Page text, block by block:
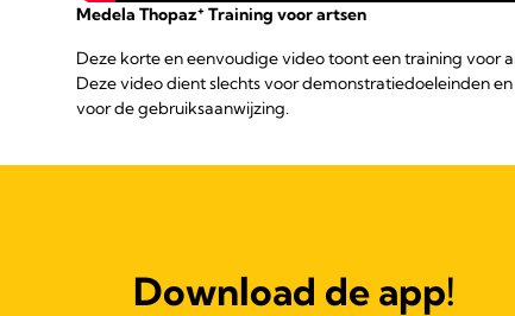
Medela Thopaz+ Training voor artsen
Deze korte en eenvoudige video toont een training voor
Deze video dient slechts voor demonstratiedoeleinden
voor de gebruiksaanwijzing.
Download de app!